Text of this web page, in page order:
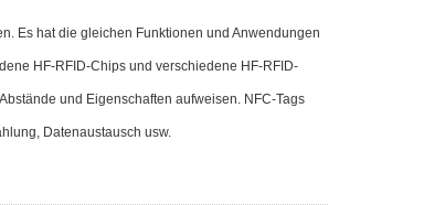
Es hat die gleichen Funktionen und Anwendungen
HF-RFID-Chips und verschiedene HF-RFID-
und Eigenschaften aufweisen. NFC-Tags
Datenaustausch usw.